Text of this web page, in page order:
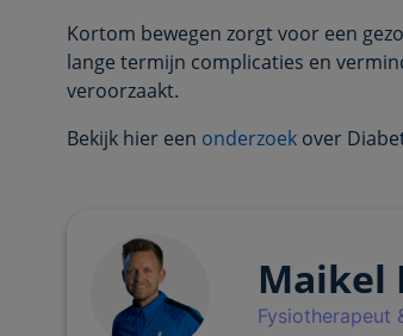
Kortom bewegen zorgt voor een
lange termijn complicaties en
veroorzaakt.
Bekijk hier een onderzoek over
Maikel
Fysiotherapeut